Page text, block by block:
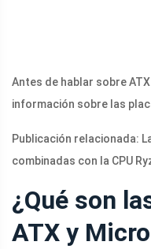
Antes de hablar sobre
información sobre las
Publicación relacionada:
combinadas con la CPU
¿Qué son
ATX y